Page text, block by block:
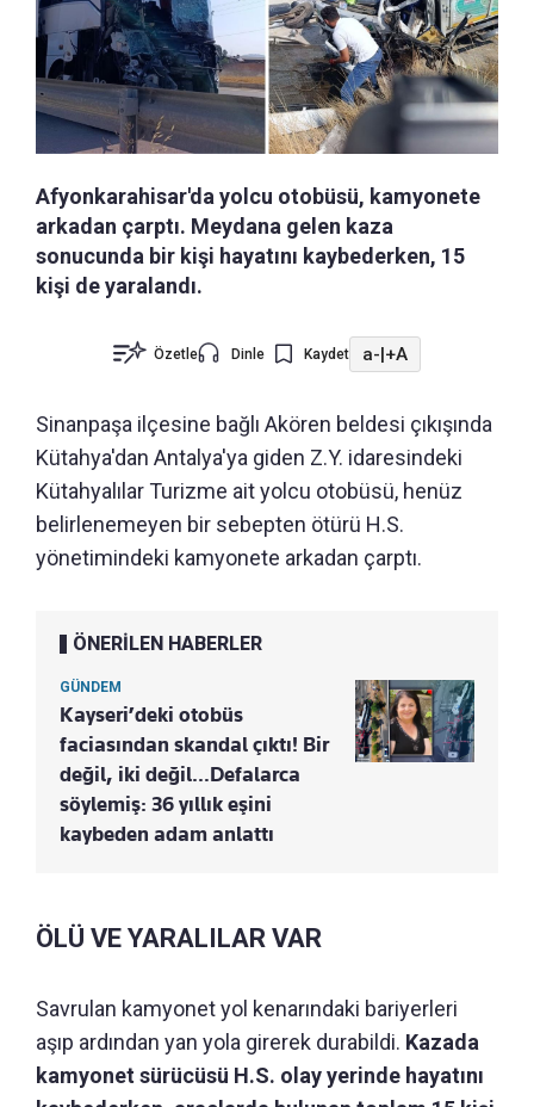
Afyonkarahisar'da yolcu otobüsü, kamyonete
arkadan çarptı. Meydana gelen kaza
sonucunda bir kişi hayatını kaybederken, 15
kişi de yaralandı.
Özetle Dinle Kaydet a-|+A
Sinanpaşa ilçesine bağlı Akören beldesi çıkışında
Kütahya'dan Antalya'ya giden Z.Y. idaresindeki
Kütahyalılar Turizme ait yolcu otobüsü, henüz
belirlenemeyen bir sebepten ötürü H.S.
yönetimindeki kamyonete arkadan çarptı.
ÖNERİLEN HABERLER
GÜNDEM
Kayseri’deki otobüs
faciasından skandal çıktı! Bir
değil, iki değil…Defalarca
söylemiş: 36 yıllık eşini
kaybeden adam anlattı
ÖLÜ VE YARALILAR VAR
Savrulan kamyonet yol kenarındaki bariyerleri
aşıp ardından yan yola girerek durabildi. Kazada
kamyonet sürücüsü H.S. olay yerinde hayatını